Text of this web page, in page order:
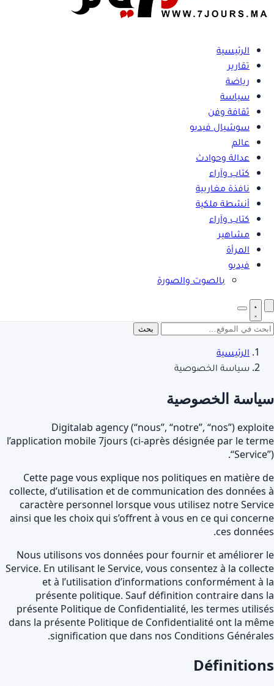
الرئيسية
تقارير
رياضة
سياسة
ثقافة وفن
سوشيال فيديو
عالم
عدالة وحوادث
كتاب وآراء
نافذة مغاربية
أنشطة ملكية
كتاب وآراء
مشاهير
المرأة
فيديو
بالصوت والصورة
بحث
الرئيسية
سياسة الخصوصية
الخصوصية
Digitalab agency (“nous”, “notre”, “nos”)
l’application mobile 7jours (ci-après désignée par le
Cette page vous explique nos politiques en matière
collecte, d’utilisation et de communication des données
caractère personnel lorsque vous utilisez notre
ainsi que les choix qui s’offrent à vous en ce qui
ces
Nous utilisons vos données pour fournir et améliorer
Service. En utilisant le Service, vous consentez à la
et à l’utilisation d’informations conformément à
présente politique. Sauf définition contraire dans
présente Politique de Confidentialité, les termes
dans la présente Politique de Confidentialité ont la
signification que dans nos Conditions